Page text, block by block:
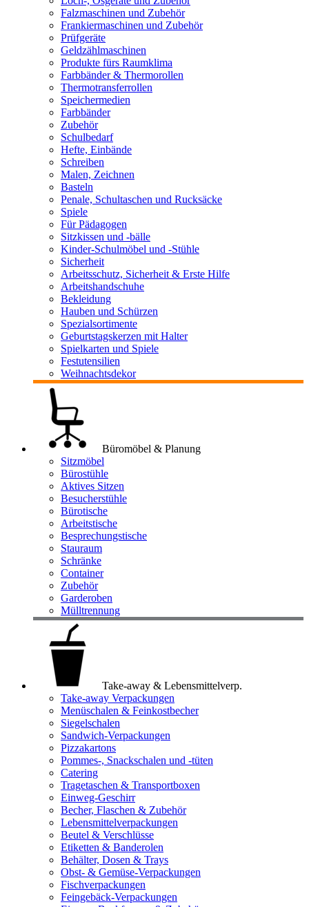
Falzmaschinen und Zubehör
Frankiermaschinen und Zubehör
Prüfgeräte
Geldzählmaschinen
Produkte fürs Raumklima
Farbbänder & Thermorollen
Thermotransferrollen
Speichermedien
Farbbänder
Zubehör
Schulbedarf
Hefte, Einbände
Schreiben
Malen, Zeichnen
Basteln
Penale, Schultaschen und Rucksäcke
Spiele
Für Pädagogen
Sitzkissen und -bälle
Kinder-Schulmöbel und -Stühle
Sicherheit
Arbeitsschutz, Sicherheit & Erste Hilfe
Arbeitshandschuhe
Bekleidung
Hauben und Schürzen
Spezialsortimente
Geburtstagskerzen mit Halter
Spielkarten und Spiele
Festutensilien
Weihnachtsdekor
Büromöbel & Planung
Sitzmöbel
Bürostühle
Aktives Sitzen
Besucherstühle
Bürotische
Arbeitstische
Besprechungstische
Stauraum
Schränke
Container
Zubehör
Garderoben
Mülltrennung
Take-away & Lebensmittelverp.
Take-away Verpackungen
Menüschalen & Feinkostbecher
Siegelschalen
Sandwich-Verpackungen
Pizzakartons
Pommes-, Snackschalen und -tüten
Catering
Tragetaschen & Transportboxen
Einweg-Geschirr
Becher, Flaschen & Zubehör
Lebensmittelverpackungen
Beutel & Verschlüsse
Etiketten & Banderolen
Behälter, Dosen & Trays
Obst- & Gemüse-Verpackungen
Fischverpackungen
Feingebäck-Verpackungen